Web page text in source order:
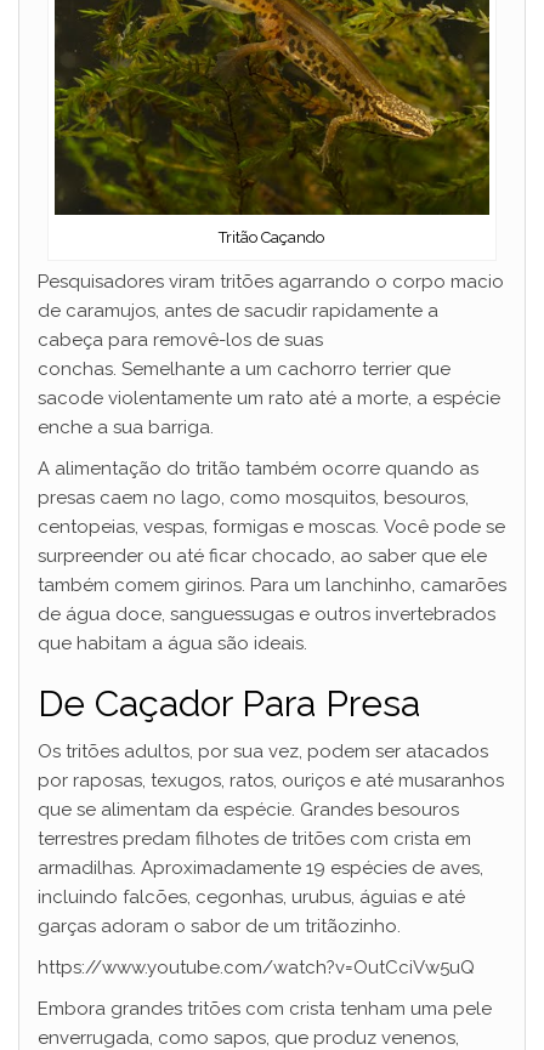
Tritão Caçando
Pesquisadores viram tritões agarrando o corpo macio
de caramujos, antes de sacudir rapidamente a
cabeça para removê-los de suas
conchas. Semelhante a um cachorro terrier que
sacode violentamente um rato até a morte, a espécie
enche a sua barriga.
A alimentação do tritão também ocorre quando as
presas caem no lago, como mosquitos, besouros,
centopeias, vespas, formigas e moscas. Você pode se
surpreender ou até ficar chocado, ao saber que ele
também comem girinos. Para um lanchinho, camarões
de água doce, sanguessugas e outros invertebrados
que habitam a água são ideais.
De Caçador Para Presa
Os tritões adultos, por sua vez, podem ser atacados
por raposas, texugos, ratos, ouriços e até musaranhos
que se alimentam da espécie. Grandes besouros
terrestres predam filhotes de tritões com crista em
armadilhas. Aproximadamente 19 espécies de aves,
incluindo falcões, cegonhas, urubus, águias e até
garças adoram o sabor de um tritãozinho.
https://www.youtube.com/watch?v=OutCciVw5uQ
Embora grandes tritões com crista tenham uma pele
enverrugada, como sapos, que produz venenos,